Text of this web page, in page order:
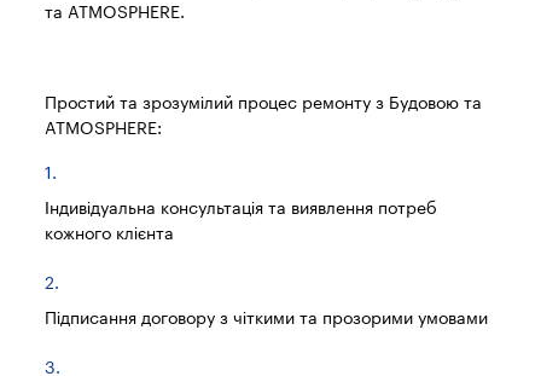
та ATMOSPHERE.
Простий та зрозумілий процес ремонту з Будовою та
ATMOSPHERE:
Індивідуальна консультація та виявлення потреб
кожного клієнта
Підписання договору з чіткими та прозорими умовами